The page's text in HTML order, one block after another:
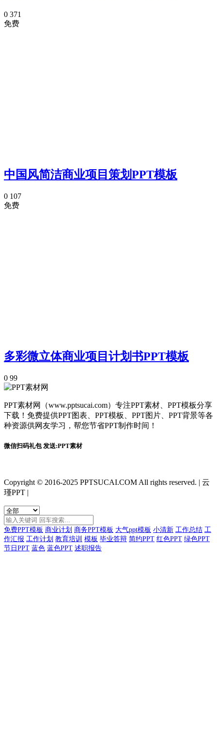
0 371
免费
中国风简洁商业项目策划PPT模板
0 107
免费
多彩微立体商业项目计划书PPT模板
0 99
PPT素材网（www.pptsucai.com）专注PPT素材、PPT模板分享
下载！免费提供PPT图表、PPT模板、PPT图片、PPT背景等各
种资源供网友学习，帮您节省PPT制作时间！
微信扫码礼包 发送:PPT素材
Copyright © 2016-2025 PPTSUCAI.COM All rights reserved. | 云
瑾PPT |
免费PPT模板 商业计划 商务PPT模板 大气ppt模板 小清新 工作总结 工
作汇报 工作计划 教育培训 模板 毕业答辩 简约PPT 红色PPT 绿色PPT
节日PPT 蓝色 蓝色PPT 述职报告